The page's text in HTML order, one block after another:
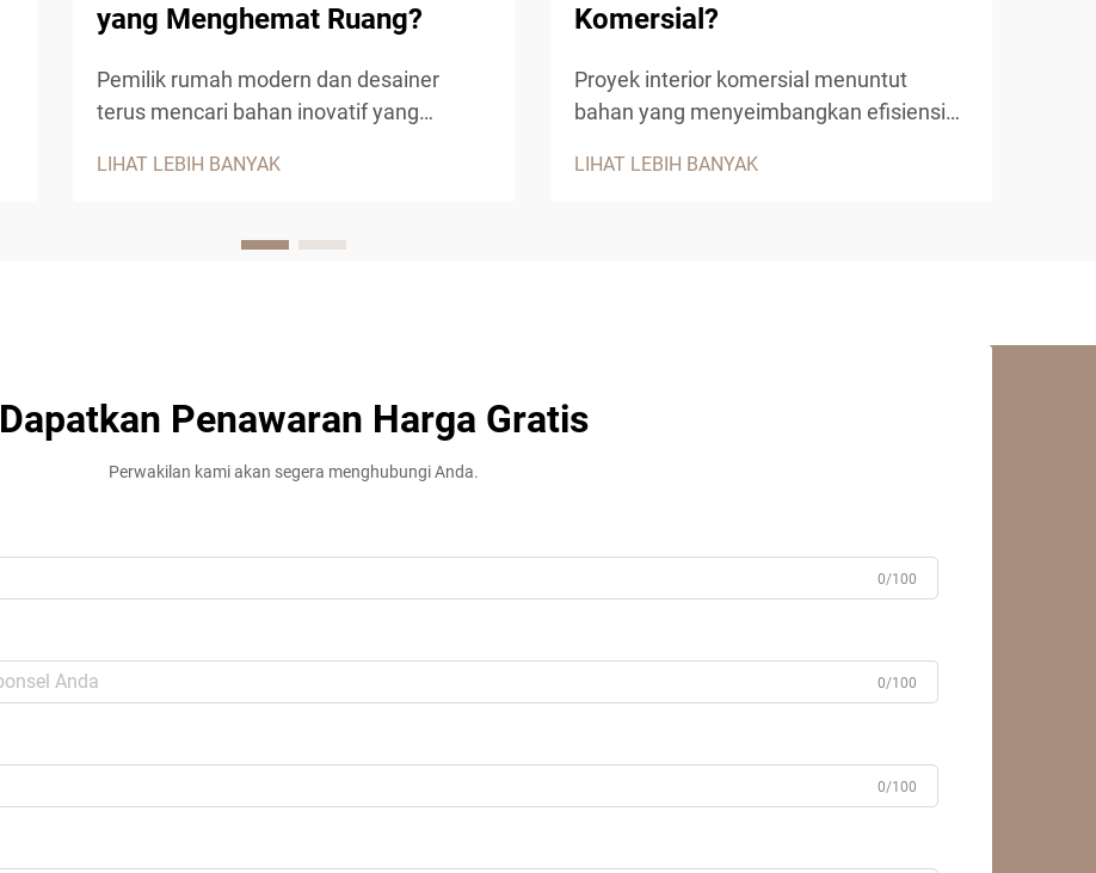
yang Menghemat Ruang?
Pemilik rumah modern dan desainer
terus mencari bahan inovatif yang
keberagaman, serta fungsionalitas untuk
telah muncul sebagai pilihan utama
LIHAT LEBIH BANYAK
Komersial?
Proyek interior komersial menuntut
bahan yang menyeimbangkan efisiensi
Papan partikel telah muncul sebagai
LIHAT LEBIH BANYAK
Dapatkan Penawaran Harga Gratis
Perwakilan kami akan segera menghubungi Anda.
0/100
0/100
0/100